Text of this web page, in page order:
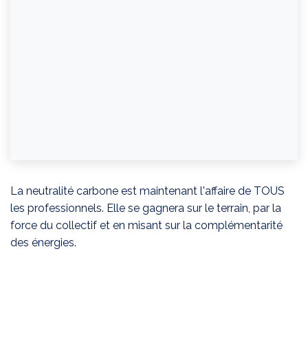
La neutralité carbone est maintenant l'affaire de TOUS
les professionnels. Elle se gagnera sur le terrain, par la
force du collectif et en misant sur la complémentarité
des énergies.